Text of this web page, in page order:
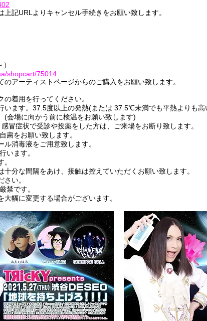
記URLよりキャンセル手続きをお願い致します。
shopcart/75014
アーティストページからのご購入をお願い致します。
の着用を行ってください。
います。37.5度以上の発熱(または 37.5℃未満でも平熱よりも
(会場に向かう前に検温をお願い致します)
冒症状で受診や投薬をした方は、ご来場をお断り致します。
粛をお願い致します。
ル消毒液をご用意致します。
います。
。
十分な間隔をあけ、接触は控えていただくお願い致します。
さい。
禁です。
大幅に変更する場合がございます。